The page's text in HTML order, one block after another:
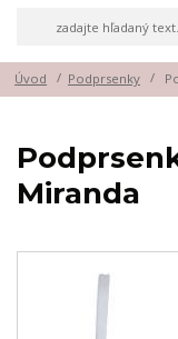
Úvod Podprsenky
Miranda